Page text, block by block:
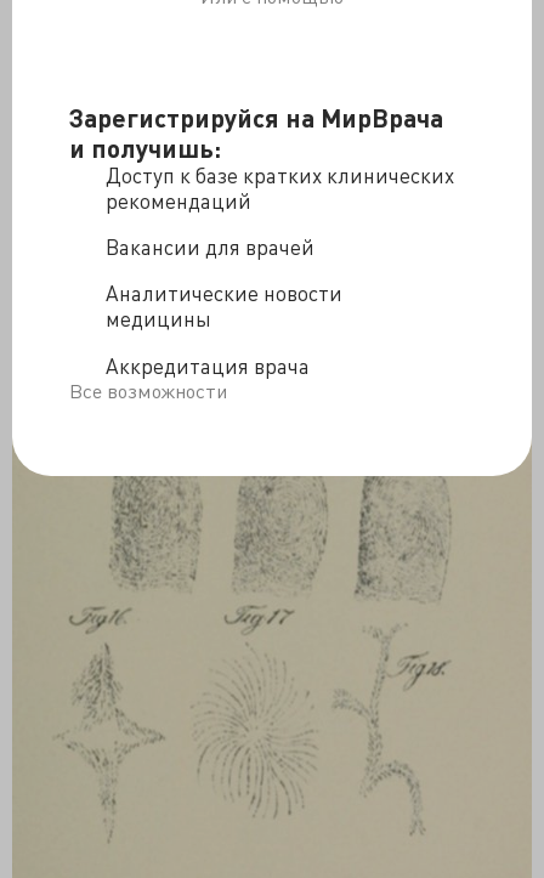
Зарегистрируйся на МирВрача
и получишь:
Доступ к базе кратких клинических
рекомендаций
Вакансии для врачей
Аналитические новости
медицины
Аккредитация врача
Все возможности